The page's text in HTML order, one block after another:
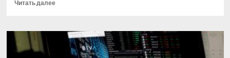
Читать далее
В
Париже
прошли